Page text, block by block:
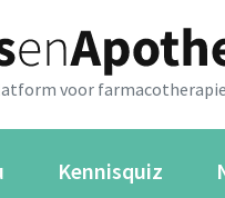
voor
Kennisquiz